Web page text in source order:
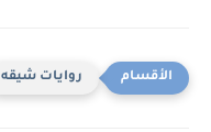
روايات شيقه